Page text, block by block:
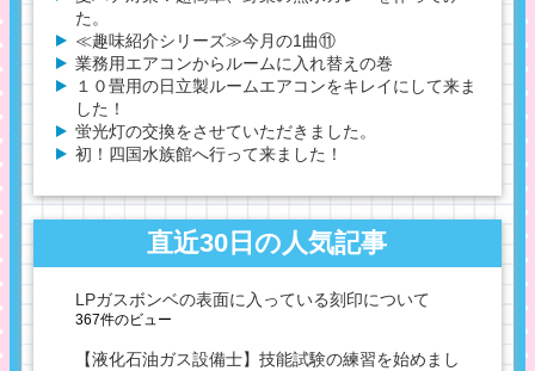
た。
≪趣味紹介シリーズ≫今月の1曲⑪
業務用エアコンからルームに入れ替えの巻
１０畳用の日立製ルームエアコンをキレイにして来ま
した！
蛍光灯の交換をさせていただきました。
初！四国水族館へ行って来ました！
直近30日の人気記事
LPガスボンベの表面に入っている刻印について
367件のビュー
【液化石油ガス設備士】技能試験の練習を始めまし